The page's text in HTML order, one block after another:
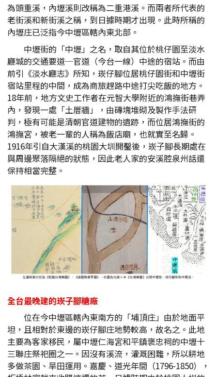
為頭重溪，內壢溪則改稱為二重港溪。而兩者所代表的
老街溪和新街溪之稱，到日據時期才出現。此時所稱的
內壢庄已泛指今中壢區轄內東北部。
中壢街的「中壢」之名，取自其位於桃仔園至淡水
廳城的交通要道─官道（今台一線）中途的宿站。而由
前引《淡水廳志》所知，崁仔腳位居桃仔園街和中壢街
宿站里程的中間，成為商旅趕路中途打尖吃飯的地方。
18年前，地方文史工作者在元智大學附近的鴻撫街巷弄
內，發現一處「土厝牆」，由磚塊堆砌及製作手法研
判，極有可能是清朝官道建物的遺跡，而位居鴻撫街的
鴻撫宮，被老一輩的人稱為飯店廟，也就實至名歸。
1916年引自大漢溪的桃園大圳開鑿後，崁子腳長期處在
與周邊聚落隔絕的狀態，因此老人家的安溪腔泉州話還
保持相當完整。
全台最晚建的崁子腳糖廠
位在今中壢區轄內東南方的「埔頂庄」由於地面平
坦，且相對於東邊的崁仔腳庄地勢較高，故名之。此地
主要為客家移民，屬中壢仁海宮和平鎮褒忠祠的中壢十
三聯庄祭祀圈之一。因沒有溪流，灌溉困難，所以耕地
多做茶園、旱田運用。嘉慶、道光年間（1796-1850），